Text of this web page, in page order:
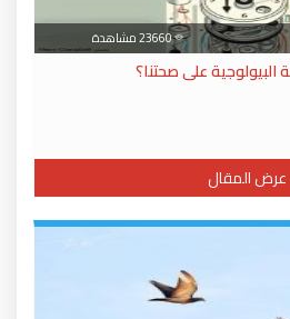
23660 مشاهدة
البيولوجية على صحتنا؟
عرض المقال